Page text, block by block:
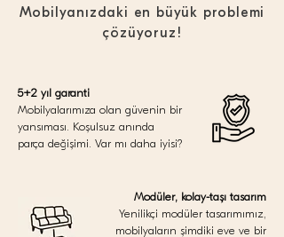
Mobilyanızdaki en büyük problemi
çözüyoruz!
5+2 yıl garanti
Mobilyalarımıza olan güvenin bir
yansıması. Koşulsuz anında
parça değişimi. Var mı daha iyisi?
Modüler, kolay-taşı tasarım
Yenilikçi modüler tasarımımız,
mobilyaların şimdiki eve ve bir